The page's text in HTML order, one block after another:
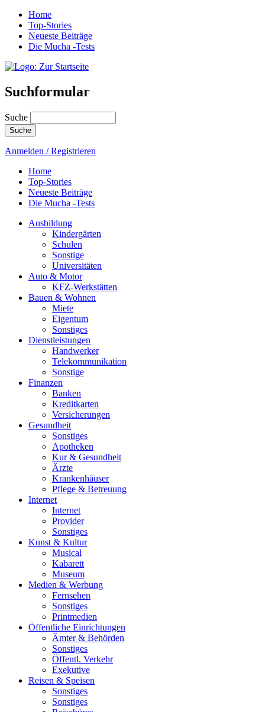
Home
Top-Stories
Neueste Beiträge
Die Mucha -Tests
Suchformular
Suche
Anmelden / Registrieren
Home
Top-Stories
Neueste Beiträge
Die Mucha -Tests
Ausbildung
Kindergärten
Schulen
Sonstige
Universitäten
Auto & Motor
KFZ-Werkstätten
Bauen & Wohnen
Miete
Eigentum
Sonstiges
Dienstleistungen
Handwerker
Telekommunikation
Sonstige
Finanzen
Banken
Kreditkarten
Versicherungen
Gesundheit
Sonstiges
Apotheken
Kur & Gesundheit
Ärzte
Krankenhäuser
Pflege & Betreuung
Internet
Internet
Provider
Sonstiges
Kunst & Kultur
Musical
Kabarett
Museum
Medien & Werbung
Fernsehen
Sonstiges
Printmedien
Öffentliche Einrichtungen
Ämter & Behörden
Sonstiges
Öffentl. Verkehr
Exekutive
Reisen & Speisen
Sonstiges
Sonstiges